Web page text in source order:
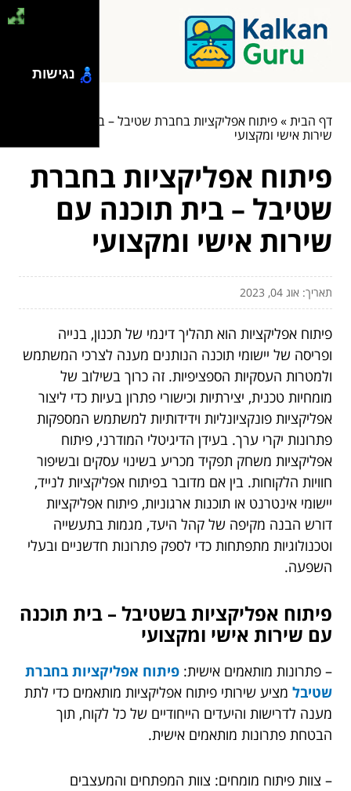
דף הבית»פיתוח אפליקציות בחברת שטיבל – בית תוכנה עם
שירות אישי ומקצועי
פיתוח אפליקציות בחברת
שטיבל – בית תוכנה עם
שירות אישי ומקצועי
תאריך: אוג 04, 2023
פיתוח אפליקציות הוא תהליך דינמי של תכנון, בנייה
ופריסה של יישומי תוכנה הנותנים מענה לצרכי המשתמש
ולמטרות העסקיות הספציפיות. זה כרוך בשילוב של
מומחיות טכנית, יצירתיות וכישורי פתרון בעיות כדי ליצור
אפליקציות פונקציונליות וידידותיות למשתמש המספקות
פתרונות יקרי ערך. בעידן הדיגיטלי המודרני, פיתוח
אפליקציות משחק תפקיד מכריע בשינוי עסקים ובשיפור
חוויות הלקוחות. בין אם מדובר בפיתוח אפליקציות לנייד,
יישומי אינטרנט או תוכנות ארגוניות, פיתוח אפליקציות
דורש הבנה מקיפה של קהל היעד, מגמות בתעשייה
וטכנולוגיות מתפתחות כדי לספק פתרונות חדשניים ובעלי
השפעה.
פיתוח אפליקציות בשטיבל – בית תוכנה
עם שירות אישי ומקצועי
– פתרונות מותאמים אישית: פיתוח אפליקציות בחברת
שטיבל מציע שירותי פיתוח אפליקציות מותאמים כדי לתת
מענה לדרישות והיעדים הייחודיים של כל לקוח, תוך
הבטחת פתרונות מותאמים אישית.
– צוות פיתוח מומחים: צוות המפתחים והמעצבים
נגישות